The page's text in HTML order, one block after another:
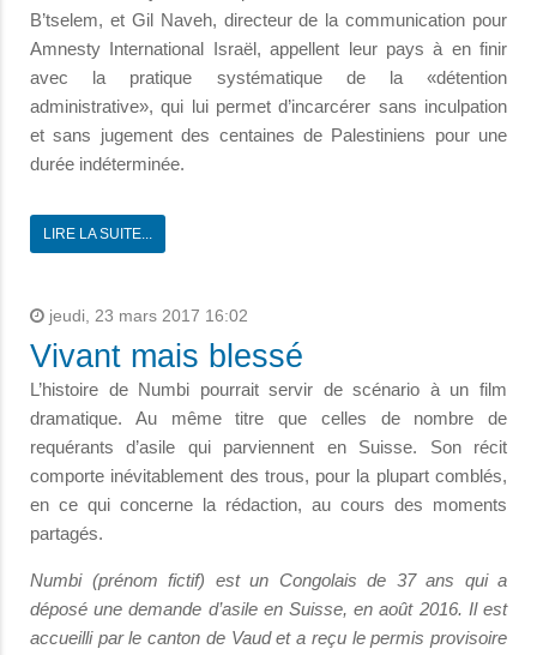
B’tselem, et Gil Naveh, directeur de la communication pour
Amnesty International Israël, appellent leur pays à en finir
avec la pratique systématique de la «détention
administrative», qui lui permet d’incarcérer sans inculpation
et sans jugement des centaines de Palestiniens pour une
durée indéterminée.
LIRE LA SUITE...
jeudi, 23 mars 2017 16:02
Vivant mais blessé
L’histoire de Numbi pourrait servir de scénario à un film
dramatique. Au même titre que celles de nombre de
requérants d’asile qui parviennent en Suisse. Son récit
comporte inévitablement des trous, pour la plupart comblés,
en ce qui concerne la rédaction, au cours des moments
partagés.
Numbi (prénom fictif) est un Congolais de 37 ans qui a
déposé une demande d’asile en Suisse, en août 2016. Il est
accueilli par le canton de Vaud et a reçu le permis provisoire